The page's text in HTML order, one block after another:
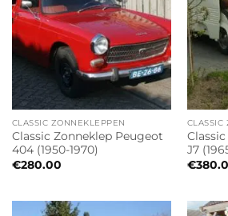
CLASSIC ZONNEKLEPPEN
Classic Zonneklep Peugeot
404 (1950-1970)
€280.00
CLASSIC
J7
€